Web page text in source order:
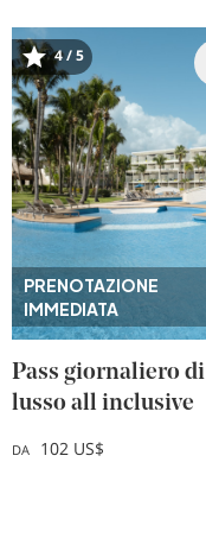
PRENOTAZIONE
IMMEDIATA
Immagine
4 / 5
Pass giornaliero di
lusso all inclusive
DA 102 US$